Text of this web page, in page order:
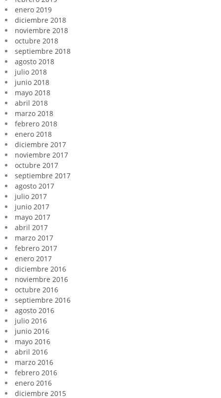
enero 2019
diciembre 2018
noviembre 2018
octubre 2018
septiembre 2018
agosto 2018
julio 2018
junio 2018
mayo 2018
abril 2018
marzo 2018
febrero 2018
enero 2018
diciembre 2017
noviembre 2017
octubre 2017
septiembre 2017
agosto 2017
julio 2017
junio 2017
mayo 2017
abril 2017
marzo 2017
febrero 2017
enero 2017
diciembre 2016
noviembre 2016
octubre 2016
septiembre 2016
agosto 2016
julio 2016
junio 2016
mayo 2016
abril 2016
marzo 2016
febrero 2016
enero 2016
diciembre 2015